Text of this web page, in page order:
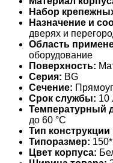
Набор
Назначение и
дверях и
Область
оборудование
Поверхность:
Серия: BG
Сечение:
Срок службы: 10
Температурный
до 60 °С
Тип конструкции
Типоразмер:
Цвет корпуса: